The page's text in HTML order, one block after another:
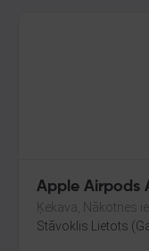
Apple Airpods
Ķekava, Nākotnes
Stāvoklis Lietots